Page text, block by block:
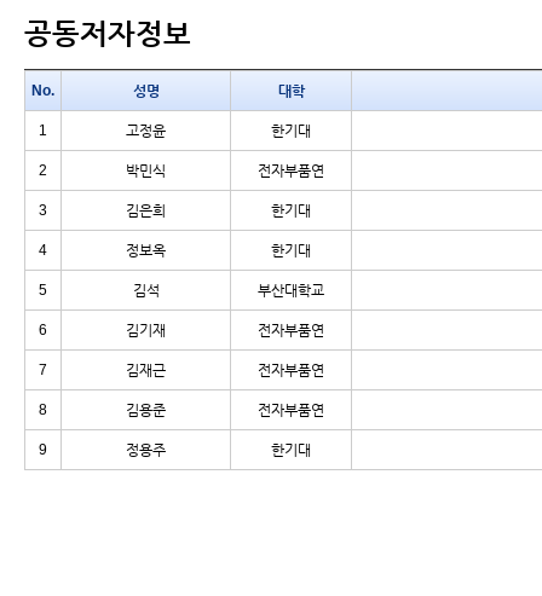
공동저자정보
No. 성명 대학
1 고정윤 한기대
2 박민식 전자부품연
3 김은희 한기대
4 정보옥 한기대
5 김석 부산대학교
6 김기재 전자부품연
7 김재근 전자부품연
8 김용준 전자부품연
9 정용주 한기대